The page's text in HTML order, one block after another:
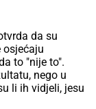
da su
osjećaju
to "nije to".
nego u
li ih vidjeli, jesu